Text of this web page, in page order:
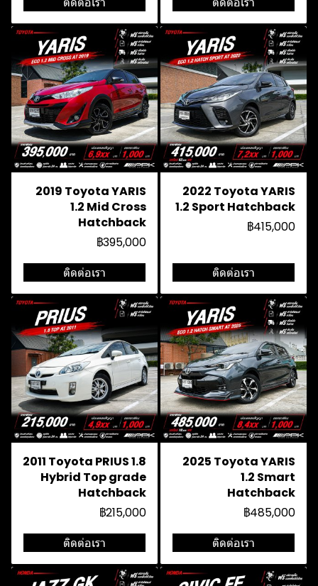
2019 Toyota YARIS
1.2 Mid Cross
Hatchback
฿395,000
ติดต่อเรา
2022 Toyota YARIS
1.2 Sport Hatchback
฿415,000
ติดต่อเรา
2011 Toyota PRIUS 1.8
Hybrid Top grade
Hatchback
฿215,000
ติดต่อเรา
2025 Toyota YARIS
1.2 Smart
Hatchback
฿485,000
ติดต่อเรา